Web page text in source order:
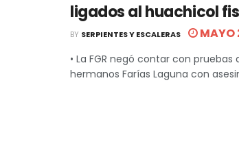
ligados al huachicol
BY SERPIENTES Y ESCALERAS MAYO
• La FGR negó contar con
hermanos Farías Laguna con